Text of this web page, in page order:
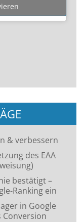
& verbessern
des EAA
bestätigt –
Ranking ein
in Google
Conversion